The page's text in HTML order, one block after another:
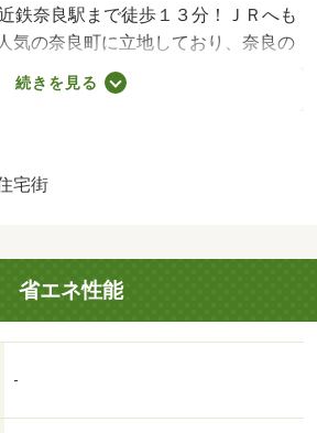
奈良駅まで徒歩１３分！ＪＲへも
気の奈良町に立地しており、奈良の
たい方にはオススメの物件！ＴＶイ
のセキュリティ！！ゆったり使える
もございますので上下移動もらくら
☆近鉄奈良駅まで徒歩１３分！Ｊ
ますので上下移動もらくらく☆彡・
，５００円／月・ごみ処理代２，５
はエレベータ・敷地内ごみ置き場な
も充実しています♪来客時にはＴＶイ
顔を確認することがきるので防犯対
＾＾＃）・駐輪場：有（無料）
続きを見る
宅街
省エネ性能
-